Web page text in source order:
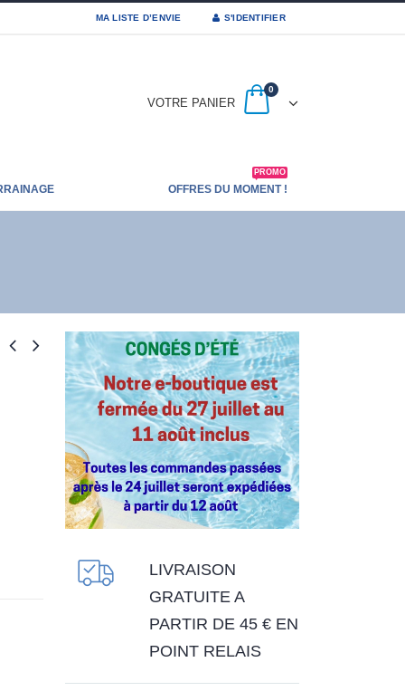
MA LISTE D’ENVIE S'IDENTIFIER
VOTRE PANIER
0
OFFRES DU MOMENT !
PROMO
LIVRAISON
GRATUITE A
PARTIR DE 45 € EN
POINT RELAIS